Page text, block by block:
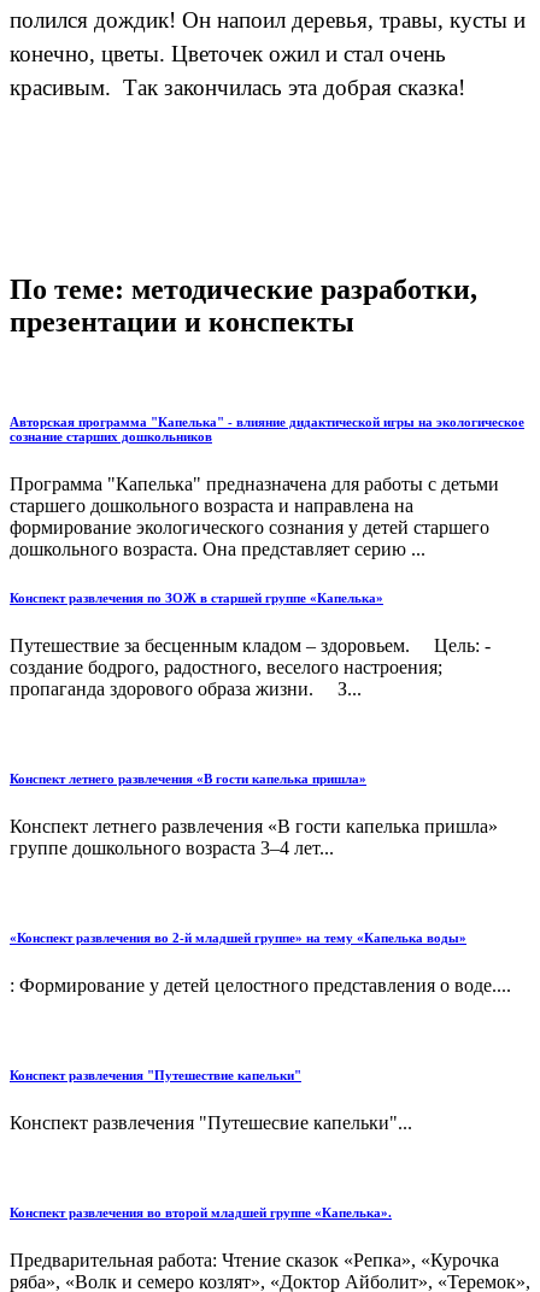
полился дождик! Он напоил деревья, травы, кусты и
конечно, цветы. Цветочек ожил и стал очень
красивым. Так закончилась эта добрая сказка!
По теме: методические разработки,
презентации и конспекты
Авторская программа "Капелька" - влияние дидактической игры на экологическое
сознание старших дошкольников
Программа "Капелька" предназначена для работы с детьми
старшего дошкольного возраста и направлена на
формирование экологического сознания у детей старшего
дошкольного возраста. Она представляет серию ...
Конспект развлечения по ЗОЖ в старшей группе «Капелька»
Путешествие за бесценным кладом – здоровьем. Цель: -
создание бодрого, радостного, веселого настроения;
пропаганда здорового образа жизни. З...
Конспект летнего развлечения «В гости капелька пришла»
Конспект летнего развлечения «В гости капелька пришла»
группе дошкольного возраста 3–4 лет...
«Конспект развлечения во 2-й младшей группе» на тему «Капелька воды»
: Формирование у детей целостного представления о воде....
Конспект развлечения "Путешествие капельки"
Конспект развлечения "Путешесвие капельки"...
Конспект развлечения во второй младшей группе «Капелька».
Предварительная работа: Чтение сказок «Репка», «Курочка
ряба», «Волк и семеро козлят», «Доктор Айболит», «Теремок»,